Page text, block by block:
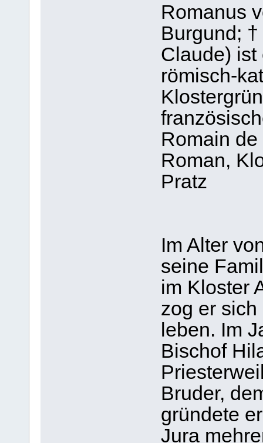
Romanus
Burgund;
Claude) ist
römisch-
Romain
Roman,
Pratz
Im Alter
seine
im Kloster
zog er
leben. Im
Bischof
Bruder,
gründete
Jura